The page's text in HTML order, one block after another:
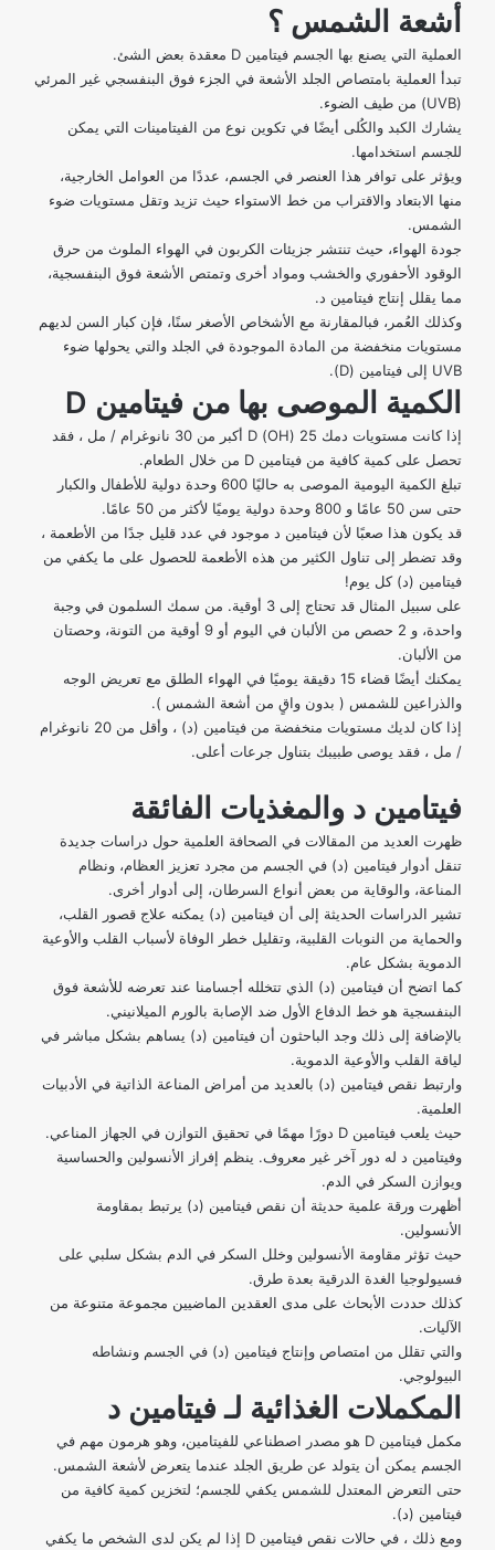
أشعة الشمس ؟
العملية التي يصنع بها الجسم فيتامين D معقدة بعض الشئ.
تبدأ العملية بامتصاص الجلد الأشعة في الجزء فوق البنفسجي غير المرئي
(UVB) من طيف الضوء.
يشارك الكبد والكُلى أيضًا في تكوين نوع من الفيتامينات التي يمكن
للجسم استخدامها.
ويؤثر على توافر هذا العنصر في الجسم، عددًا من العوامل الخارجية،
منها الابتعاد والاقتراب من خط الاستواء حيث تزيد وتقل مستويات ضوء
الشمس.
جودة الهواء، حيث تنتشر جزيئات الكربون في الهواء الملوث من حرق
الوقود الأحفوري والخشب ومواد أخرى وتمتص الأشعة فوق البنفسجية،
مما يقلل إنتاج فيتامين د.
وكذلك العُمر، فبالمقارنة مع الأشخاص الأصغر سنًا، فإن كبار السن لديهم
مستويات منخفضة من المادة الموجودة في الجلد والتي يحولها ضوء
UVB إلى فيتامين (D).
الكمية الموصى بها من فيتامين D
إذا كانت مستويات دمك 25 (OH) D أكبر من 30 نانوغرام / مل ، فقد
تحصل على كمية كافية من فيتامين D من خلال الطعام.
تبلغ الكمية اليومية الموصى به حاليًا 600 وحدة دولية للأطفال والكبار
حتى سن 50 عامًا و 800 وحدة دولية يوميًا لأكثر من 50 عامًا.
قد يكون هذا صعبًا لأن فيتامين د موجود في عدد قليل جدًا من الأطعمة ،
وقد تضطر إلى تناول الكثير من هذه الأطعمة للحصول على ما يكفي من
فيتامين (د) كل يوم!
على سبيل المثال قد تحتاج إلى 3 أوقية. من سمك السلمون في وجبة
واحدة، و 2 حصص من الألبان في اليوم أو 9 أوقية من التونة، وحصتان
من الألبان.
يمكنك أيضًا قضاء 15 دقيقة يوميًا في الهواء الطلق مع تعريض الوجه
والذراعين للشمس ( بدون واقٍ من أشعة الشمس ).
إذا كان لديك مستويات منخفضة من فيتامين (د) ، وأقل من 20 نانوغرام
/ مل ، فقد يوصى طبيبك بتناول جرعات أعلى.
فيتامين د والمغذيات الفائقة
ظهرت العديد من المقالات في الصحافة العلمية حول دراسات جديدة
تنقل أدوار فيتامين (د) في الجسم من مجرد تعزيز العظام، ونظام
المناعة، والوقاية من بعض أنواع السرطان، إلى أدوار أخرى.
تشير الدراسات الحديثة إلى أن فيتامين (د) يمكنه علاج قصور القلب،
والحماية من النوبات القلبية، وتقليل خطر الوفاة لأسباب القلب والأوعية
الدموية بشكل عام.
كما اتضح أن فيتامين (د) الذي تتخلله أجسامنا عند تعرضه للأشعة فوق
البنفسجية هو خط الدفاع الأول ضد الإصابة بالورم الميلانيني.
بالإضافة إلى ذلك وجد الباحثون أن فيتامين (د) يساهم بشكل مباشر في
لياقة القلب والأوعية الدموية.
وارتبط نقص فيتامين (د) بالعديد من أمراض المناعة الذاتية في الأدبيات
العلمية.
حيث يلعب فيتامين D دورًا مهمًا في تحقيق التوازن في الجهاز المناعي.
وفيتامين د له دور آخر غير معروف. ينظم إفراز الأنسولين والحساسية
ويوازن السكر في الدم.
أظهرت ورقة علمية حديثة أن نقص فيتامين (د) يرتبط بمقاومة
الأنسولين.
حيث تؤثر مقاومة الأنسولين وخلل السكر في الدم بشكل سلبي على
فسيولوجيا الغدة الدرقية بعدة طرق.
كذلك حددت الأبحاث على مدى العقدين الماضيين مجموعة متنوعة من
الآليات.
والتي تقلل من امتصاص وإنتاج فيتامين (د) في الجسم ونشاطه
البيولوجي.
المكملات الغذائية لـ فيتامين د
مكمل فيتامين D هو مصدر اصطناعي للفيتامين، وهو هرمون مهم في
الجسم يمكن أن يتولد عن طريق الجلد عندما يتعرض لأشعة الشمس.
حتى التعرض المعتدل للشمس يكفي للجسم؛ لتخزين كمية كافية من
فيتامين (د).
ومع ذلك ، في حالات نقص فيتامين D إذا لم يكن لدى الشخص ما يكفي